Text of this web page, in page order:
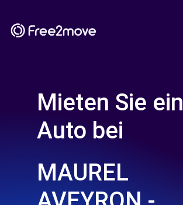
Mieten Sie ein
Auto bei
MAUREL